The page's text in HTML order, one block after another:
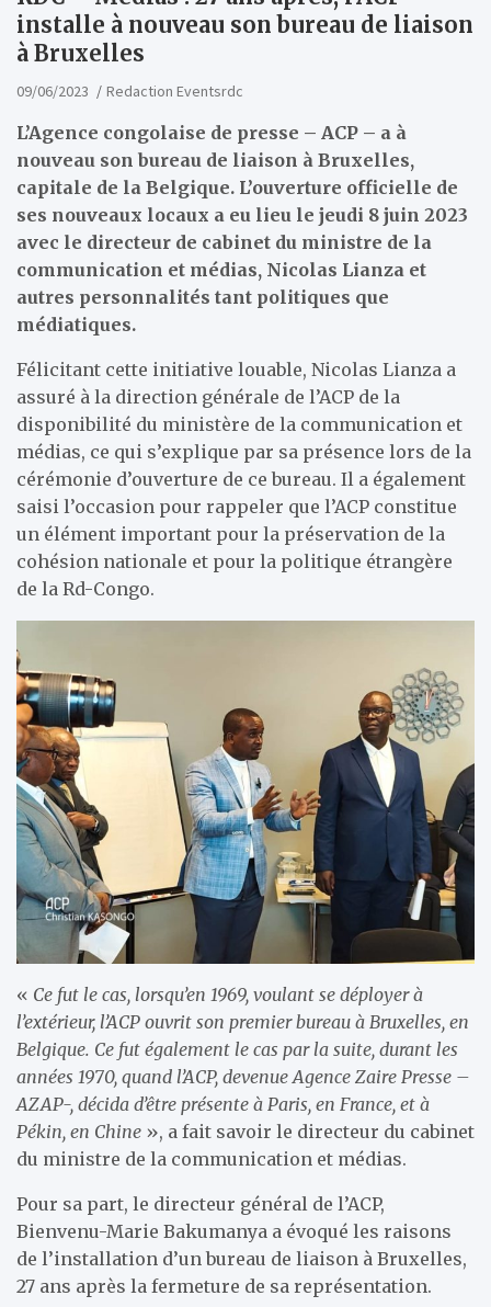
installe à nouveau son bureau de liaison
à Bruxelles
09/06/2023 Redaction Eventsrdc
L’Agence congolaise de presse – ACP – a à
nouveau son bureau de liaison à Bruxelles,
capitale de la Belgique. L’ouverture officielle de
ses nouveaux locaux a eu lieu le jeudi 8 juin 2023
avec le directeur de cabinet du ministre de la
communication et médias, Nicolas Lianza et
autres personnalités tant politiques que
médiatiques.
Félicitant cette initiative louable, Nicolas Lianza a
assuré à la direction générale de l’ACP de la
disponibilité du ministère de la communication et
médias, ce qui s’explique par sa présence lors de la
cérémonie d’ouverture de ce bureau. Il a également
saisi l’occasion pour rappeler que l’ACP constitue
un élément important pour la préservation de la
cohésion nationale et pour la politique étrangère
de la Rd-Congo.
« Ce fut le cas, lorsqu’en 1969, voulant se déployer à
l’extérieur, l’ACP ouvrit son premier bureau à Bruxelles, en
Belgique. Ce fut également le cas par la suite, durant les
années 1970, quand l’ACP, devenue Agence Zaire Presse –
AZAP-, décida d’être présente à Paris, en France, et à
Pékin, en Chine », a fait savoir le directeur du cabinet
du ministre de la communication et médias.
Pour sa part, le directeur général de l’ACP,
Bienvenu-Marie Bakumanya a évoqué les raisons
de l’installation d’un bureau de liaison à Bruxelles,
27 ans après la fermeture de sa représentation.